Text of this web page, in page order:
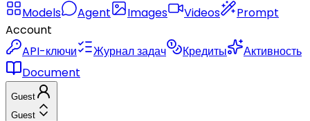
Models
Agent Images Videos
Prompt
Account
API-ключи
Журнал задач Кредиты
Активность
Document
Guest
Guest